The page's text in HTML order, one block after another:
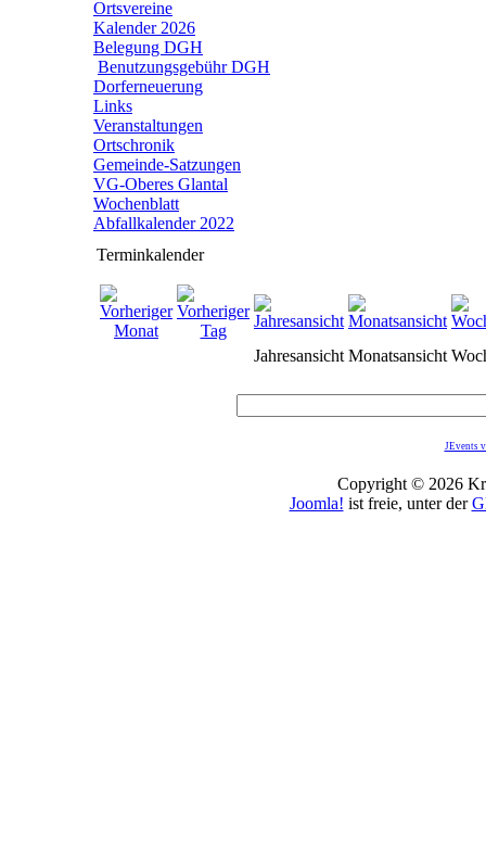
Ortsvereine
Kalender 2026
Belegung DGH
Benutzungsgebühr DGH
Dorferneuerung
Links
Veranstaltungen
Ortschronik
Gemeinde-Satzungen
VG-Oberes Glantal
Wochenblatt
Abfallkalender 2022
Terminkalender
Jahresansicht Monatsansicht
JEvents
Copyright © 2026
Joomla! ist freie, unter der